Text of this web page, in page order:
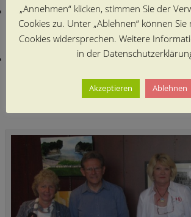
Als krönender Abschluss durfte ein Besuch
nicht fehlen. Zu Crêpes durften Apfelsaft
süßer Cidre probiert werden.
Am letzten Abend waren alle Familien mit
eingeladen. Marie und Julika hielten die
„Annehmen“ klicken, stimmen Sie der
Cookies zu. Unter „Ablehnen“ können
Cookies widersprechen. Weitere
in der
Akzeptieren Ablehnen